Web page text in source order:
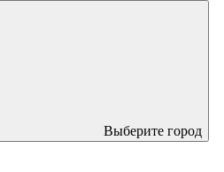
Выберите город